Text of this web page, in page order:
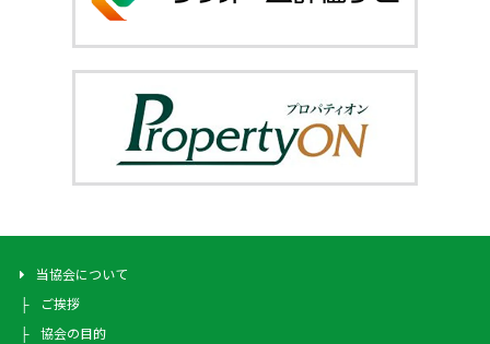
当協会について
ご挨拶
協会の目的